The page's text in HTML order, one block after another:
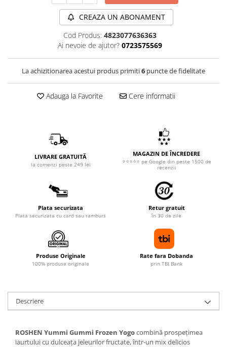
CREAZA UN ABONAMENT
Cod Produs: 4823077636363
Ai nevoie de ajutor? 0723575569
La achizitionarea acestui produs primiti6 puncte de fidelitate
Adauga la Favorite Cere informatii
LIVRARE GRATUITĂ
la comenzi peste 249 lei
MAGAZIN DE ÎNCREDERE
⭐⭐⭐⭐⭐ pe Google din peste 1500 de
recenzii
Plata securizata
Plata securizata cu card sau ramburs
Retur gratuit
în 30 de zile
Produse Originale
100% produse originale
Rate fara Dobanda
prin TBI Bank
Descriere
ROSHEN Yummi Gummi Frozen Yogocombină prospețimea
iaurtului cu dulceața jeleurilor fructate, într-un mix delicios